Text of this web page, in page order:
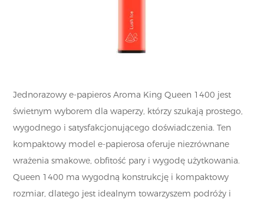
Jednorazowy e-papieros Aroma King Queen 1400 jest
świetnym wyborem dla waperzy, którzy szukają prostego,
wygodnego i satysfakcjonującego doświadczenia. Ten
kompaktowy model e-papierosa oferuje niezrównane
wrażenia smakowe, obfitość pary i wygodę użytkowania.
Queen 1400 ma wygodną konstrukcję i kompaktowy
rozmiar, dlatego jest idealnym towarzyszem podróży i